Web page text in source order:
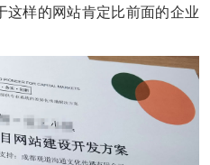
这样的网站肯定比前面的企业